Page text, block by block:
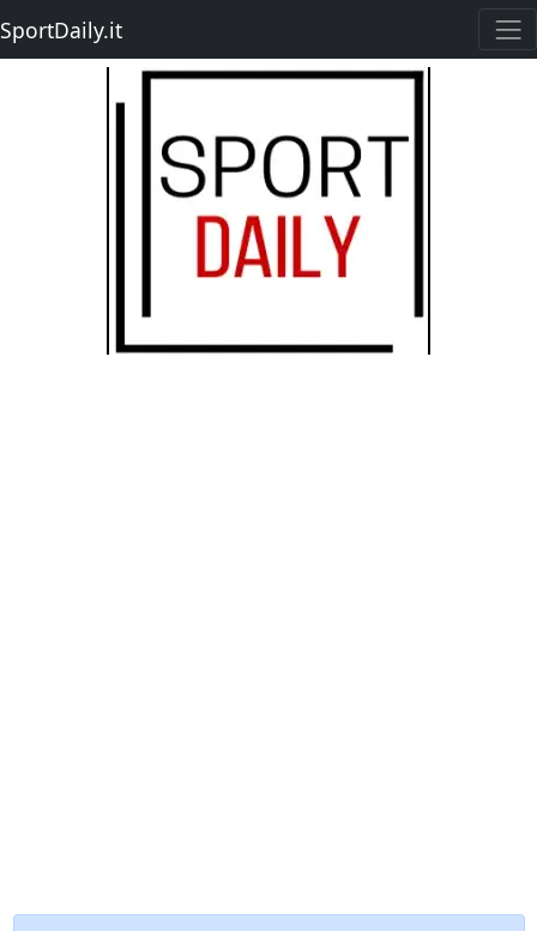
SportDaily.it